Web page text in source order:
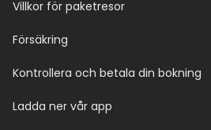
Villkor för paketresor
Försäkring
Kontrollera och betala din bokning
Ladda ner vår app